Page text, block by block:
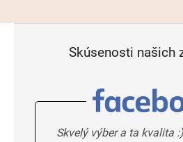
Skúsenosti našich
Skvelý výber a ta kvalita